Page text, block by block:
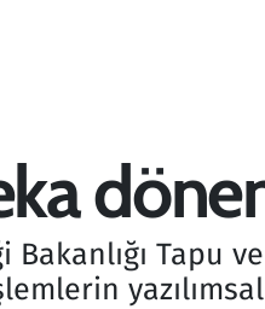
Tapu